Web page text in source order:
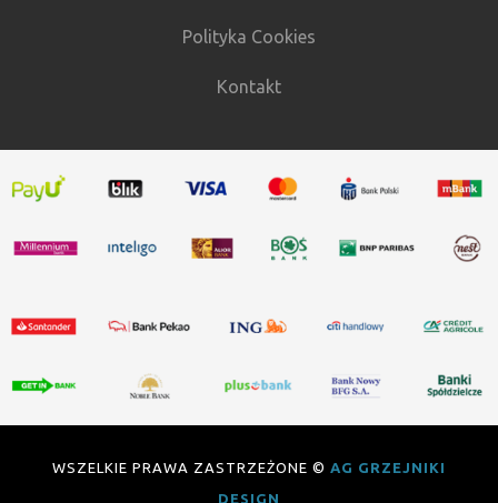
Polityka Cookies
Kontakt
WSZELKIE PRAWA ZASTRZEŻONE © AG GRZEJNIKI
DESIGN